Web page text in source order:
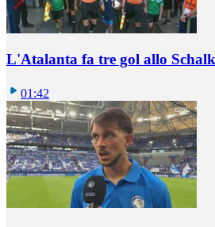
L'Atalanta fa tre gol allo
01:42